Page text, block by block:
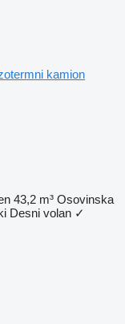
kamion
43,2 m³ Osovinska
Desni volan ✓